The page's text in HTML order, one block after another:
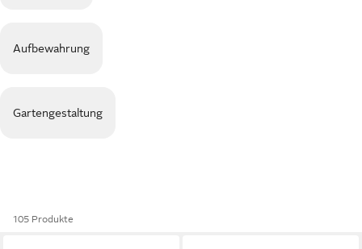
Aufbewahrung
Gartengestaltung
105 Produkte